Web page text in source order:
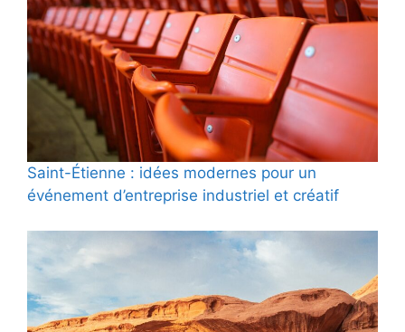
Saint-Étienne : idées modernes pour un
événement d’entreprise industriel et créatif